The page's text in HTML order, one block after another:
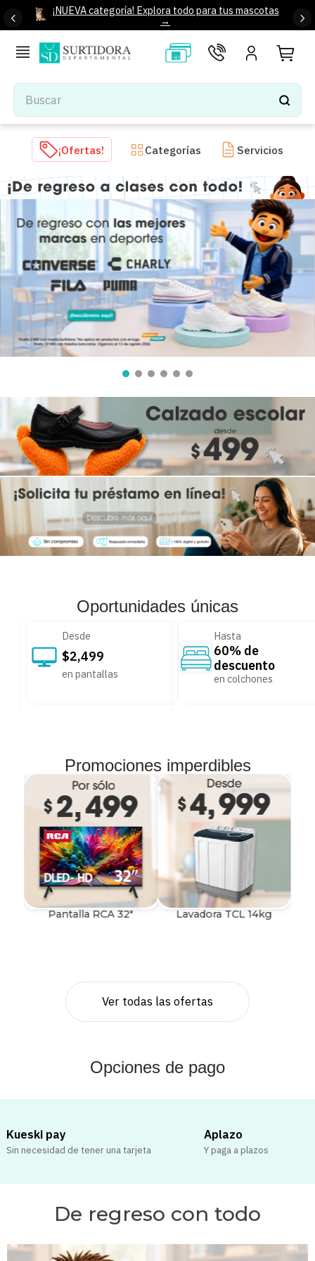
¡NUEVA categoría! Explora todo para tus mascotas
→
Buscar
TÉRMINOS MÁS BUSCADOS
tenis mujer
2.
tenis hombre
4.
iphone
tenis
6
colchones
7.
bocinas
8 .
audifonos
9.
mochila
¡Ofertas! Categorías Servicios
Oportunidades únicas
Desde
$2,499
en pantallas
Hasta
60% de
descuento
en colchones
Promociones imperdibles
Pantalla RCA 32" Lavadora TCL 14kg
Ver todas las ofertas
Opciones de pago
Kueski pay
Sin necesidad de tener una tarjeta
Aplazo
Y paga a plazos
De regreso con todo